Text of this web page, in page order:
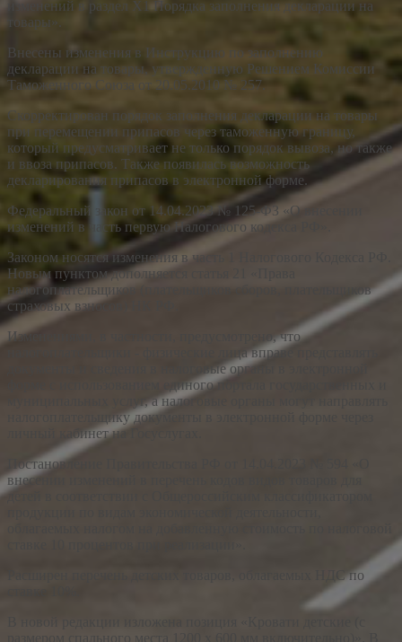
изменений в раздел X1 Порядка заполнения декларации на
товары».
Внесены изменения в Инструкцию по заполнению
декларации на товары, утвержденную Решением Комиссии
Таможенного Союза от 20.05.2010 № 257.
Скорректирован порядок заполнения декларации на товары
при перемещении припасов через таможенную границу,
который предусматривает не только порядок вывоза, но также
и ввоза припасов. Также появилась возможность
декларирования припасов в электронной форме.
Федеральный закон от 14.04.2023 № 125-ФЗ «О внесении
изменений в часть первую Налогового кодекса РФ».
Законом носятся изменения в часть 1 Налогового Кодекса РФ.
Новым пунктом дополняется статья 21 «Права
налогоплательщиков (плательщиков сборов, плательщиков
страховых взносов) НК РФ.
Изменениями, в частности, предусмотрено, что
налогоплательщики - физические лица вправе представлять
документы и сведения в налоговые органы в электронной
форме с использованием единого портала государственных и
муниципальных услуг, а налоговые органы могут направлять
налогоплательщику документы в электронной форме через
личный кабинет на Госуслугах.
Постановление Правительства РФ от 14.04.2023 № 594 «О
внесении изменений в перечень кодов видов товаров для
детей в соответствии с Общероссийским классификатором
Расширен перечень детских товаров, облагаемых НДС по
размером спального места 1200 х 600 мм включительно)». В